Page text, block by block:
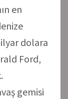
en
dolara
Ford,
gemisi